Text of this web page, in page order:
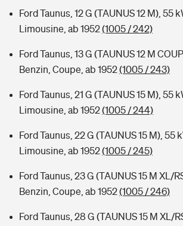
Ford Taunus, 12 G (TAUNUS 12 M), 55
Limousine, ab 1952(1005 / 242)
Ford Taunus, 13 G (TAUNUS 12 M
Benzin, Coupe, ab 1952(1005 / 243)
Ford Taunus, 21 G (TAUNUS 15 M), 55
Limousine, ab 1952(1005 / 244)
Ford Taunus, 22 G (TAUNUS 15 M), 55
Limousine, ab 1952(1005 / 245)
Ford Taunus, 23 G (TAUNUS 15 M XL/
Benzin, Coupe, ab 1952(1005 / 246)
Ford Taunus, 28 G (TAUNUS 15 M XL/